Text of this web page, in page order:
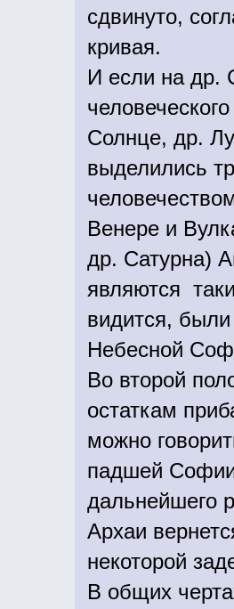
сдвинуто,
кривая.
И если на др.
Солнце, др.
выделились
Венере и
др. Сатурна)
являются
видится,
Небесной
Во второй
остаткам
можно
падшей
дальнейшего
Архаи
некоторой
В общих